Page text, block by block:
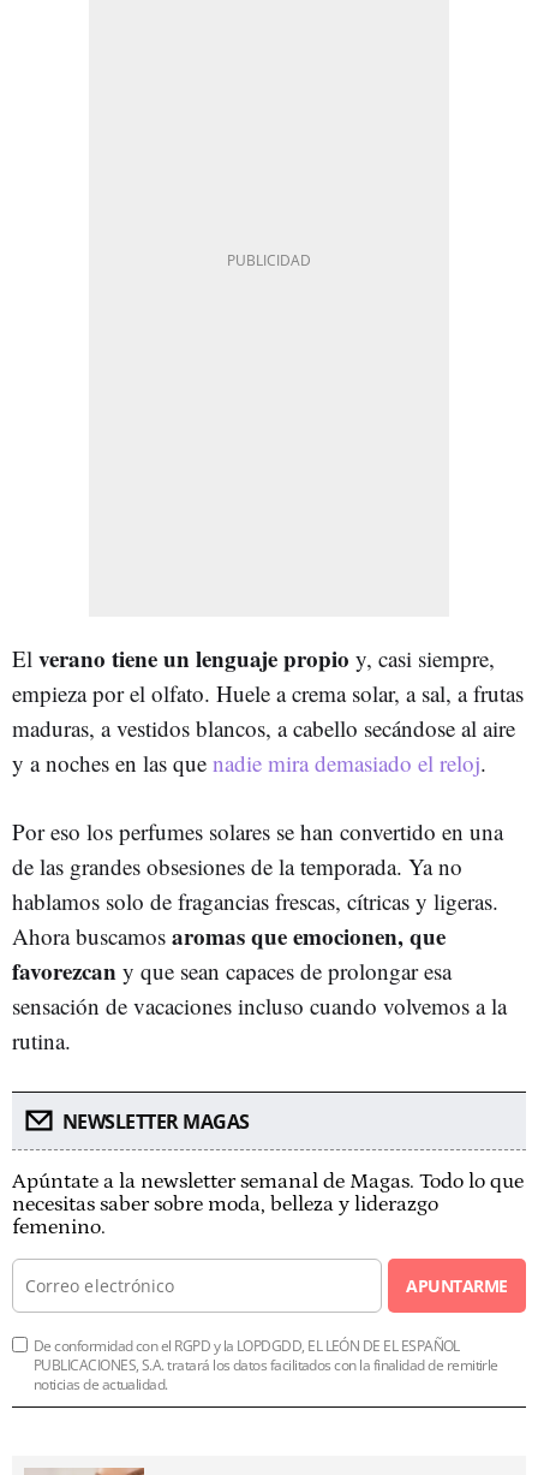
El verano tiene un lenguaje propio y, casi siempre,
empieza por el olfato. Huele a crema solar, a sal, a frutas
maduras, a vestidos blancos, a cabello secándose al aire
y a noches en las que nadie mira demasiado el reloj.
Por eso los perfumes solares se han convertido en una
de las grandes obsesiones de la temporada. Ya no
hablamos solo de fragancias frescas, cítricas y ligeras.
Ahora buscamos aromas que emocionen, que
favorezcan y que sean capaces de prolongar esa
sensación de vacaciones incluso cuando volvemos a la
rutina.
NEWSLETTER MAGAS
Apúntate a la newsletter semanal de Magas. Todo lo que
necesitas saber sobre moda, belleza y liderazgo
femenino.
APUNTARME
De conformidad con el RGPD y la LOPDGDD, EL LEÓN DE EL ESPAÑOL
PUBLICACIONES, S.A. tratará los datos facilitados con la finalidad de remitirle
noticias de actualidad.